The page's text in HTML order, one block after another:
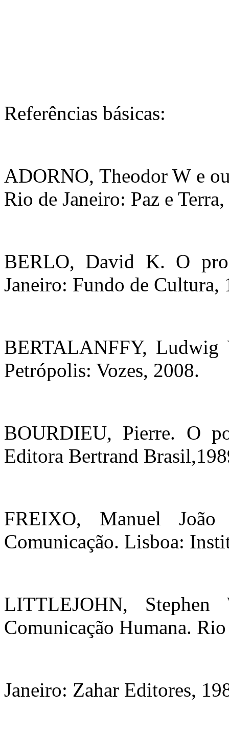
Referências básicas:
ADORNO, Theodor W e
Rio de Janeiro: Paz e
BERLO, David K. O
Janeiro: Fundo de Cultura,
BERTALANFFY, Ludwig
Petrópolis: Vozes, 2008.
BOURDIEU, Pierre. O
Editora Bertrand
FREIXO, Manuel
Comunicação. Lisboa:
LITTLEJOHN, Stephen
Comunicação Humana.
Janeiro: Zahar Editores,